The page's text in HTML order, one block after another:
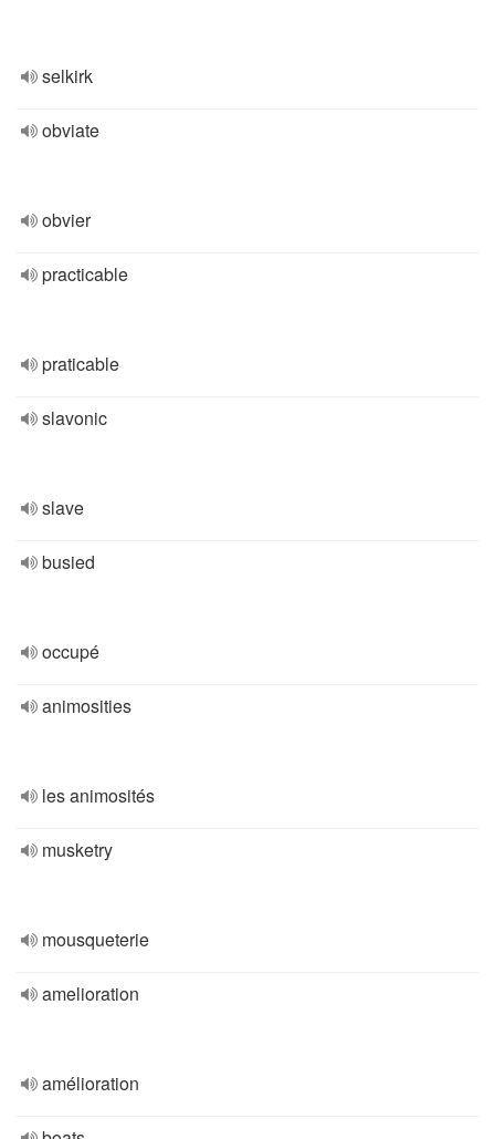
selkirk
obviate
obvier
practicable
praticable
slavonic
slave
busied
occupé
animosities
les animosités
musketry
mousqueterie
amelioration
amélioration